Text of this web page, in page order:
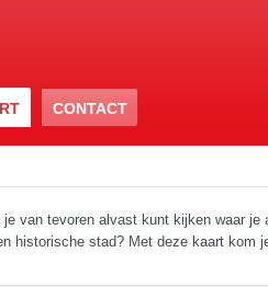
CONTACT
van tevoren alvast kunt kijken waar je
historische stad? Met deze kaart kom